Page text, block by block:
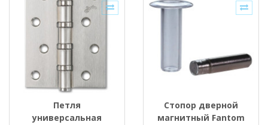
Петля
универсальная
Стопор дверной
магнитный Fantom